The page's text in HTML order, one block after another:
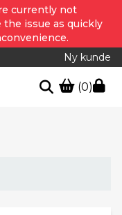
currently not
issue as quickly
Ny kunde
(0)